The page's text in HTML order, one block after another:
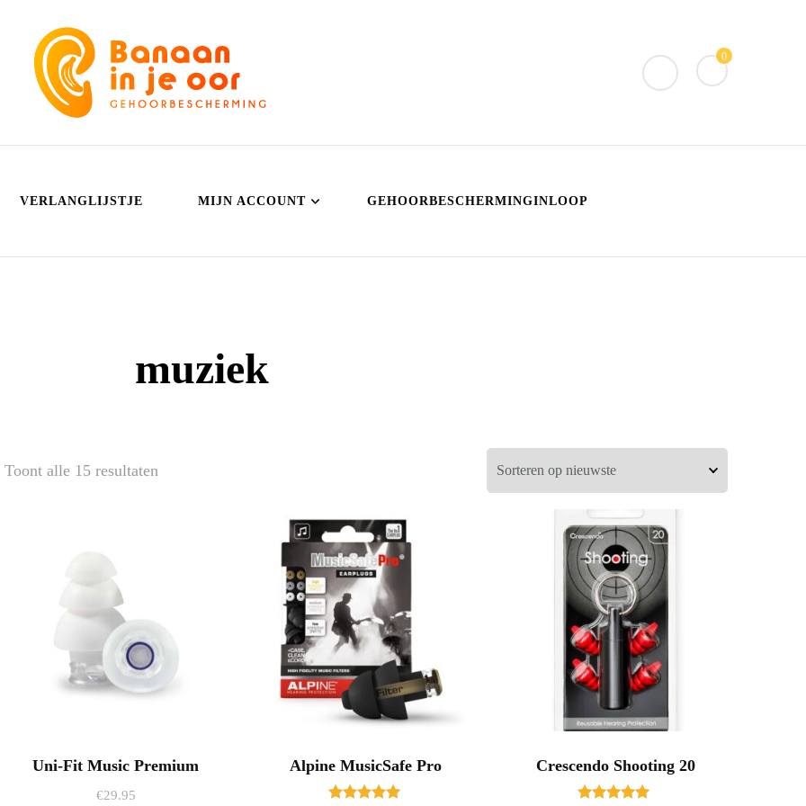
Banaan in je oor
Gehoorbescherming
0
VERLANGLIJSTJE MIJN ACCOUNT GEHOORBESCHERMINGINLOOP
muziek
Toont alle 15 resultatenGesorteerd
Uni-Fit Music Premium
€29.95
Alpine MusicSafe Pro Crescendo Shooting 20